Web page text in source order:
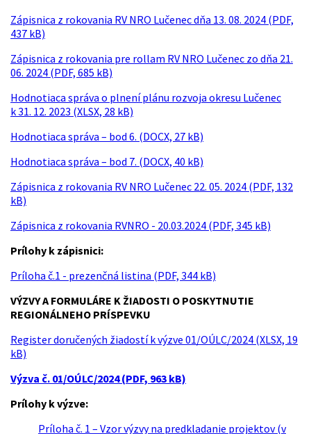
Zápisnica z rokovania RV NRO Lučenec dňa 13. 08. 2024 (PDF,
437 kB)
Zápisnica z rokovania pre rollam RV NRO Lučenec zo dňa 21.
06. 2024 (PDF, 685 kB)
Hodnotiaca správa o plnení plánu rozvoja okresu Lučenec
k 31. 12. 2023 (XLSX, 28 kB)
Hodnotiaca správa – bod 6. (DOCX, 27 kB)
Hodnotiaca správa – bod 7. (DOCX, 40 kB)
Zápisnica z rokovania RV NRO Lučenec 22. 05. 2024 (PDF, 132
kB)
Zápisnica z rokovania RVNRO - 20.03.2024 (PDF, 345 kB)
Prílohy k zápisnici:
Príloha č.1 - prezenčná listina (PDF, 344 kB)
VÝZVY A FORMULÁRE K ŽIADOSTI O POSKYTNUTIE
REGIONÁLNEHO PRÍSPEVKU
Register doručených žiadostí k výzve 01/OÚLC/2024 (XLSX, 19
kB)
Výzva č. 01/OÚLC/2024 (PDF, 963 kB)
Prílohy k výzve:
Príloha č. 1 – Vzor výzvy na predkladanie projektov (v